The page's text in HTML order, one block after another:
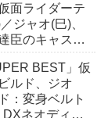
面ライダーテ
ジャオ(巳)、
臣のキャスト
BEST」仮
ルド、ジオ
：変身ベルト
ネオディケ